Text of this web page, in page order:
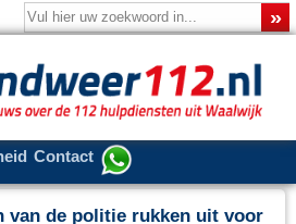
Contact
van de politie rukken uit voor